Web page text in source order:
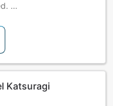
cypress tub,
of the ancient Genroku
bath features a large
1 minute on foot from
Katsuragi